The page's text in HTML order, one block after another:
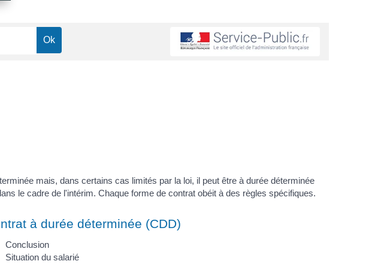
mais, dans certains cas limités par la loi, il peut être à durée déterminée
le cadre de l'intérim. Chaque forme de contrat obéit à des règles spécifiques.
à durée déterminée (CDD)
Conclusion
Situation du salarié